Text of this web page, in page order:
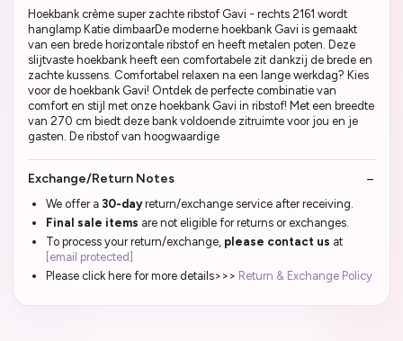
Hoekbank crème super zachte ribstof Gavi - rechts 2161 wordt
hanglamp Katie dimbaarDe moderne hoekbank Gavi is gemaakt
van een brede horizontale ribstof en heeft metalen poten. Deze
slijtvaste hoekbank heeft een comfortabele zit dankzij de brede en
zachte kussens. Comfortabel relaxen na een lange werkdag? Kies
voor de hoekbank Gavi! Ontdek de perfecte combinatie van
comfort en stijl met onze hoekbank Gavi in ribstof! Met een breedte
van 270 cm biedt deze bank voldoende zitruimte voor jou en je
gasten. De ribstof van hoogwaardige
Exchange/Return Notes
We offer a 30-dayreturn/exchange service after receiving.
Final sale items are not eligible for returns or exchanges.
To process your return/exchange, please contact us at
[email protected]
Please click here for more details>>> Return & Exchange Policy